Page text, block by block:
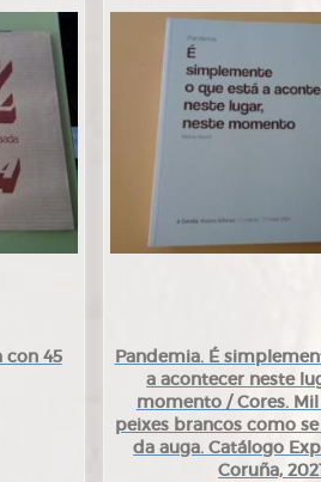
con 45
Pandemia. É
a acontecer neste
momento / Cores.
peixes brancos como
da auga. Catálogo
Coruña,